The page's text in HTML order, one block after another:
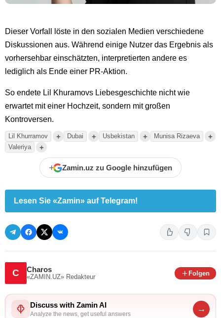
Dieser Vorfall löste in den sozialen Medien verschiedene
Diskussionen aus. Während einige Nutzer das Ergebnis als
vorhersehbar einschätzten, interpretierten andere es
lediglich als Ende einer PR-Aktion.
So endete Lil Khuramovs Liebesgeschichte nicht wie
erwartet mit einer Hochzeit, sondern mit großen
Kontroversen.
Lil Khurramov + Dubai + Usbekistan + Munisa Rizaeva +
Valeriya +
+ Zamin.uz zu Google hinzufügen
Lesen Sie «Zamin» auf Telegram!
C Charos
«ZAMIN.UZ» Redakteur
Folgen
Discuss with Zamin AI
Analyze the news, get useful answers
→